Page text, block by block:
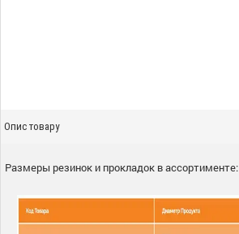
Опис товару
Размеры резинок и прокладок в ассортименте: